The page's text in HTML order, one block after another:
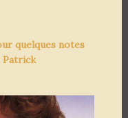
quelques notes
Patrick